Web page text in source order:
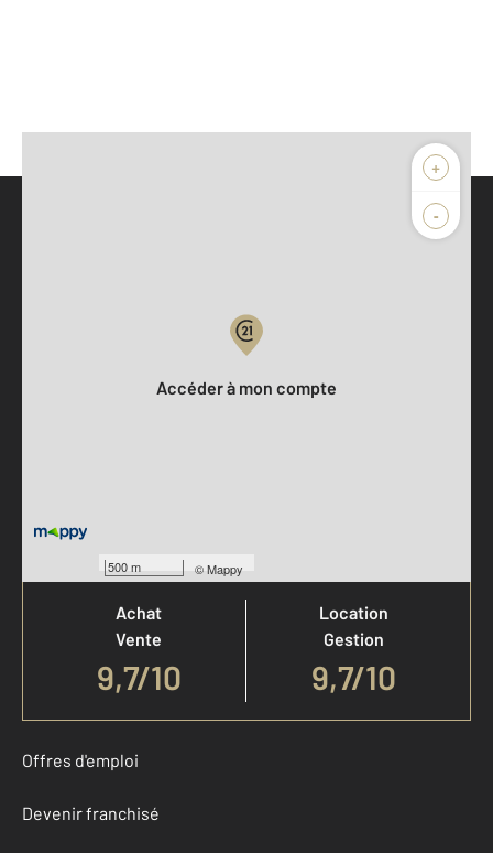
+
-
500 m ©Mappy
Accéder à mon compte
Votre agence est notée
Achat
Vente
9,7/10
Location
Gestion
9,7/10
Offres d'emploi
Devenir franchisé